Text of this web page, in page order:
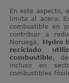
En este aspecto,
limita al acero.
combustible en
contribuir a
Noruega, Hydro
reciclado
combustible,
incluso en
combustibles